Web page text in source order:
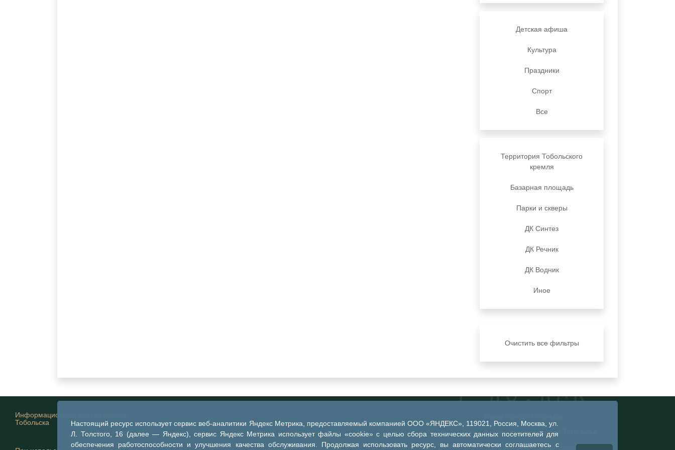
Настоящий ресурс использует сервис веб-аналитики Яндекс Метрика, предоставляемый компанией ООО «ЯНДЕКС», 119021, Россия, Москва, ул.
Л. Толстого, 16 (далее — Яндекс), сервис Яндекс Метрика использует файлы «cookie» с целью сбора технических данных посетителей для
обеспечения работоспособности и улучшения качества обслуживания. Продолжая использовать ресурс, вы автоматически соглашаетесь с
Детская афиша
Культура
Праздники
Спорт
Все
Территория Тобольского
кремля
Базарная площадь
Парки и скверы
ДК Синтез
ДК Речник
ДК Водник
Иное
Очистить все фильтры
Информационный портал города
Тобольска
Администрация города Тобольска
Тобольская городская дума